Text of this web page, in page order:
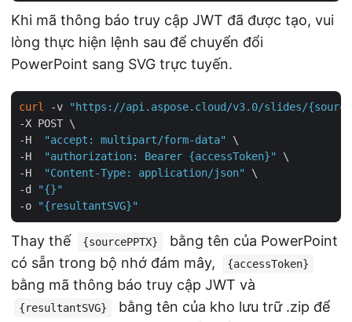
Khi mã thông báo truy cập JWT đã được tạo, vui
lòng thực hiện lệnh sau để chuyển đổi
PowerPoint sang SVG trực tuyến.
curl -v
"https://api.aspose.cloud/v3.0/slides/
-X POST \
-H
"accept: multipart/form-data"
\
-H
"authorization: Bearer {accessToken}"
\
-H
"Content-Type: application/json"
\
-d
"{}"
-o
"{resultantSVG}"
Thay thế {sourcePPTX}
bằng tên của PowerPoint
có sẵn trong bộ nhớ đám mây,
{accessToken}
bằng mã thông báo truy cập JWT và
{resultantSVG}
bằng tên của kho lưu trữ .zip để